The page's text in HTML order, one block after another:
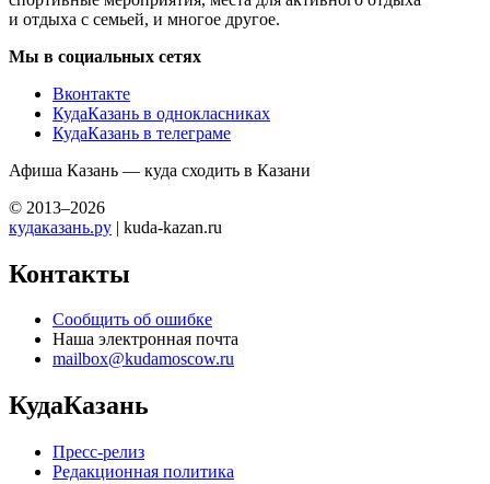
и отдыха с семьей, и многое другое.
Мы в социальных сетях
Вконтакте
КудаКазань в однокласниках
КудаКазань в телеграме
Афиша Казань — куда сходить в Казани
© 2013–2026
кудаказань.ру | kuda-kazan.ru
Контакты
Сообщить об ошибке
Наша электронная почта
mailbox@kudamoscow.ru
КудаКазань
Пресс-релиз
Редакционная политика